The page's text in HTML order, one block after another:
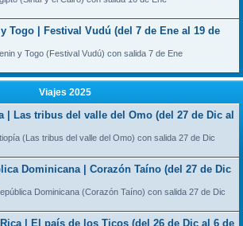
Togo | Festival Vudú (del 7 de Ene al 19 de
y Togo (Festival Vudú) con salida 7 de Ene
Viajes 2025
| Las tribus del valle del Omo (del 27 de Dic al
(Las tribus del valle del Omo) con salida 27 de Dic
Dominicana | Corazón Taíno (del 27 de Dic
Dominicana (Corazón Taíno) con salida 27 de Dic
| El país de los Ticos (del 26 de Dic al 6 de